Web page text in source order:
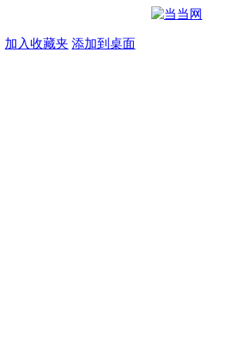
加入收藏夹 添加到桌面